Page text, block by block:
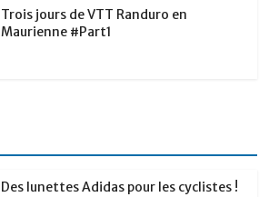
Trois jours de VTT Randuro en
Maurienne #Part1
Des lunettes Adidas pour les cyclistes !